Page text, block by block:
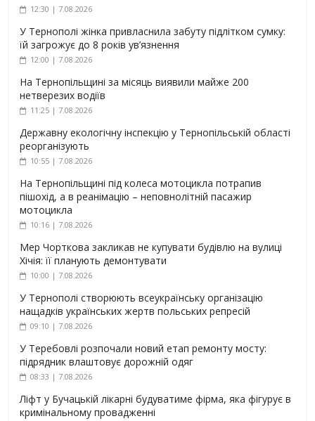
12:30 | 7.08.2026
У Тернополі жінка привласнила забуту підлітком сумку:
їй загрожує до 8 років ув’язнення
12:00 | 7.08.2026
На Тернопільщині за місяць виявили майже 200
нетверезих водіїв
11:25 | 7.08.2026
Державну екологічну інспекцію у Тернопільській області
реорганізують
10:55 | 7.08.2026
На Тернопільщині під колеса мотоцикла потрапив
пішохід, а в реанімацію – неповнолітній пасажир
мотоцикла
10:16 | 7.08.2026
Мер Чорткова закликав не купувати будівлю на вулиці
Хічія: її планують демонтувати
10:00 | 7.08.2026
У Тернополі створюють всеукраїнську організацію
нащадків українських жертв польських репресій
09:10 | 7.08.2026
У Теребовлі розпочали новий етап ремонту мосту:
підрядник влаштовує дорожній одяг
08:33 | 7.08.2026
Ліфт у Бучацькій лікарні будуватиме фірма, яка фігурує в
кримінальному провадженні